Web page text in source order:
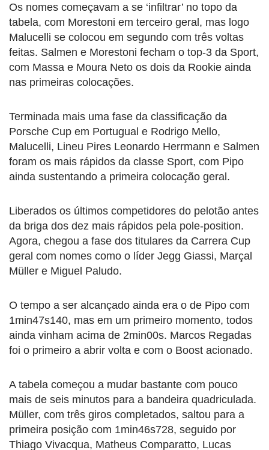
Os nomes começavam a se ‘infiltrar’ no topo da
tabela, com Morestoni em terceiro geral, mas logo
Malucelli se colocou em segundo com três voltas
feitas. Salmen e Morestoni fecham o top-3 da Sport,
com Massa e Moura Neto os dois da Rookie ainda
nas primeiras colocações.
Terminada mais uma fase da classificação da
Porsche Cup em Portugual e Rodrigo Mello,
Malucelli, Lineu Pires Leonardo Herrmann e Salmen
foram os mais rápidos da classe Sport, com Pipo
ainda sustentando a primeira colocação geral.
Liberados os últimos competidores do pelotão antes
da briga dos dez mais rápidos pela pole-position.
Agora, chegou a fase dos titulares da Carrera Cup
geral com nomes como o líder Jegg Giassi, Marçal
Müller e Miguel Paludo.
O tempo a ser alcançado ainda era o de Pipo com
1min47s140, mas em um primeiro momento, todos
ainda vinham acima de 2min00s. Marcos Regadas
foi o primeiro a abrir volta e com o Boost acionado.
A tabela começou a mudar bastante com pouco
mais de seis minutos para a bandeira quadriculada.
Müller, com três giros completados, saltou para a
primeira posição com 1min46s728, seguido por
Thiago Vivacqua, Matheus Comparatto, Lucas